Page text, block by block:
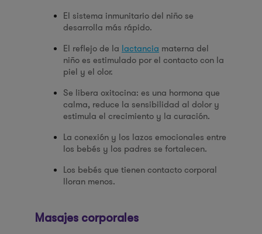
El sistema inmunitario del niño se
desarrolla más rápido.
El reflejo de la lactancia materna del
niño es estimulado por el contacto con la
piel y el olor.
Se libera oxitocina: es una hormona que
calma, reduce la sensibilidad al dolor y
estimula el crecimiento y la curación.
La conexión y los lazos emocionales entre
los bebés y los padres se fortalecen.
Los bebés que tienen contacto corporal
lloran menos.
Masajes corporales